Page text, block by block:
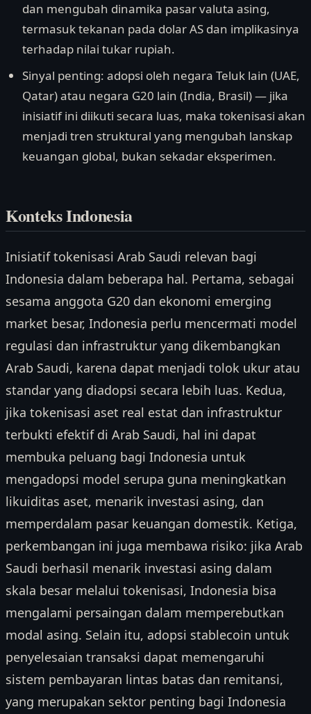
dan mengubah dinamika pasar valuta asing,
termasuk tekanan pada dolar AS dan implikasinya
terhadap nilai tukar rupiah.
Sinyal penting: adopsi oleh negara Teluk lain (UAE,
Qatar) atau negara G20 lain (India, Brasil) — jika
inisiatif ini diikuti secara luas, maka tokenisasi akan
menjadi tren struktural yang mengubah lanskap
keuangan global, bukan sekadar eksperimen.
Konteks Indonesia
Inisiatif tokenisasi Arab Saudi relevan bagi
Indonesia dalam beberapa hal. Pertama, sebagai
sesama anggota G20 dan ekonomi emerging
market besar, Indonesia perlu mencermati model
regulasi dan infrastruktur yang dikembangkan
Arab Saudi, karena dapat menjadi tolok ukur atau
standar yang diadopsi secara lebih luas. Kedua,
jika tokenisasi aset real estat dan infrastruktur
terbukti efektif di Arab Saudi, hal ini dapat
membuka peluang bagi Indonesia untuk
mengadopsi model serupa guna meningkatkan
likuiditas aset, menarik investasi asing, dan
memperdalam pasar keuangan domestik. Ketiga,
perkembangan ini juga membawa risiko: jika Arab
Saudi berhasil menarik investasi asing dalam
skala besar melalui tokenisasi, Indonesia bisa
mengalami persaingan dalam memperebutkan
modal asing. Selain itu, adopsi stablecoin untuk
penyelesaian transaksi dapat memengaruhi
sistem pembayaran lintas batas dan remitansi,
yang merupakan sektor penting bagi Indonesia